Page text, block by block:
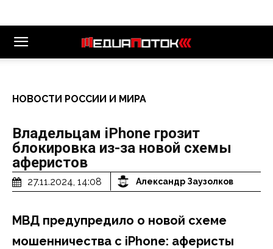
НОВОСТИ РОССИИ И МИРА
Владельцам iPhone грозит
блокировка из-за новой схемы
аферистов
27.11.2024, 14:08 Александр Заузолков
МВД предупредило о новой схеме
мошенничества с iPhone: аферисты